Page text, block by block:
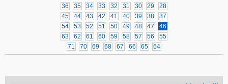
28
29
30
31
32
33
34
35
36
37
38
39
40
41
42
43
44
45
46
47
48
49
50
51
52
53
54
55
56
57
58
59
60
61
62
63
64
65
66
67
68
69
70
71